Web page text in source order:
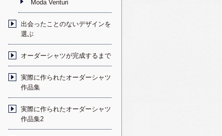
Moda Venturi
出会ったことのないデザインを
選ぶ
オーダーシャツが完成するまで
実際に作られたオーダーシャツ
作品集
実際に作られたオーダーシャツ
作品集2